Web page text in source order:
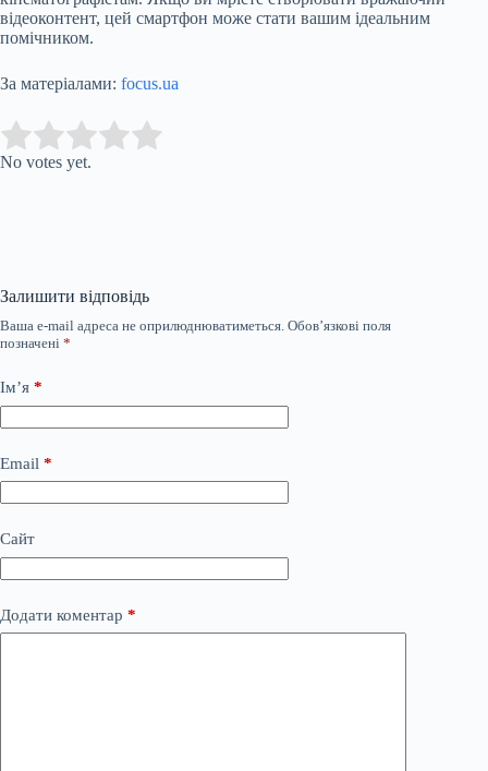
відеоконтент, цей смартфон може стати вашим ідеальним
помічником.
За матеріалами: focus.ua
Rate this item:
No votes yet.
Залишити відповідь
Ваша e-mail адреса не оприлюднюватиметься. Обов’язкові поля
позначені *
Ім’я *
Email *
Сайт
Додати коментар *